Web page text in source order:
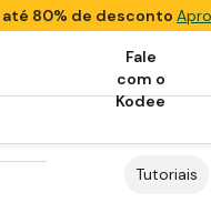
80% de desconto
Fale
com o
Kodee
Tutoriais